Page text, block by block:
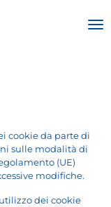
cookie da parte di
sulle modalità di
(UE)
modifiche.
dei cookie